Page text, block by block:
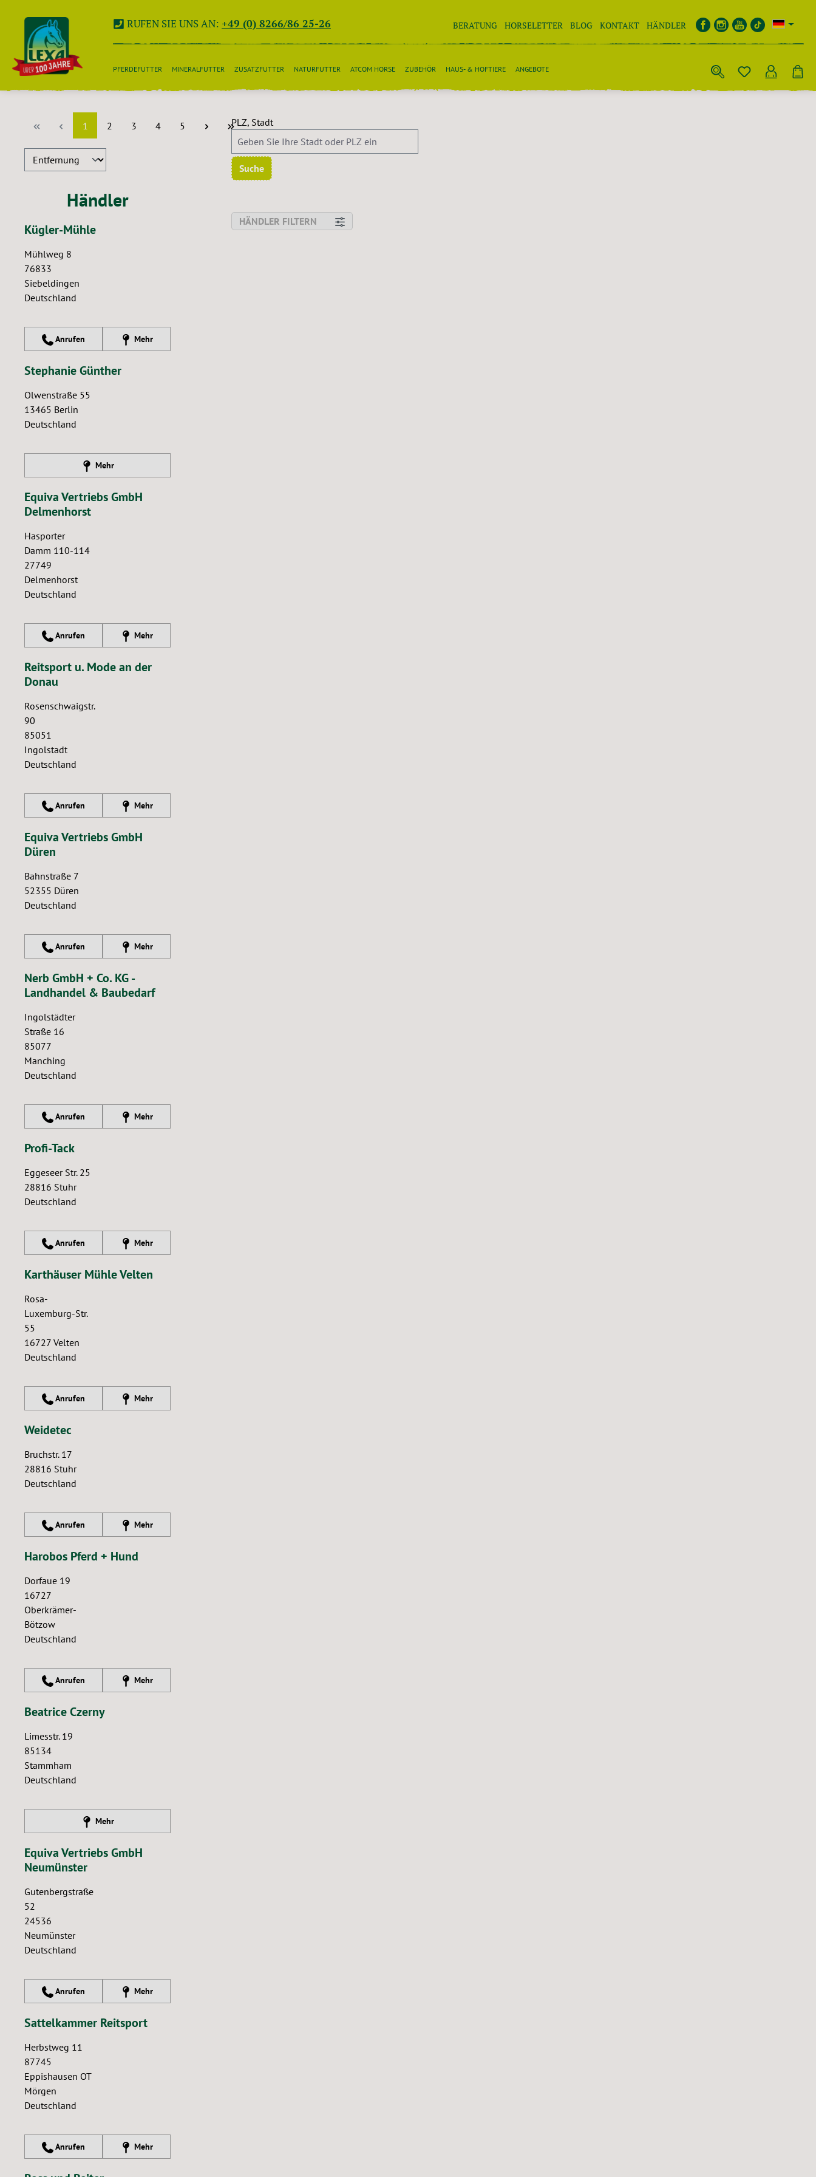
Hauptinhalt springen
Zur Suche springen
Zur Hauptnavigation springen
RUFEN SIE UNS AN: +49 (0) 8266/86 25-26 BERATUNG HORSELETTER BLOG KONTAKT HÄNDLER
PFERDEFUTTER MINERALFUTTER ZUSATZFUTTER NATURFUTTER ATCOM HORSE ZUBEHÖR HAUS- & HOFTIERE ANGEBOTE
Seite
1 Seite
2 Seite
3 Seite
4 Seite
5
Händler
Kügler-Mühle
Mühlweg 8
76833
Siebeldingen
Deutschland
Anrufen Mehr
Stephanie Günther
Olwenstraße 55
13465 Berlin
Deutschland
Mehr
Equiva Vertriebs GmbH
Delmenhorst
Hasporter
Damm 110-114
27749
Delmenhorst
Deutschland
Anrufen Mehr
Reitsport u. Mode an der
Donau
Rosenschwaigstr.
90
85051
Ingolstadt
Deutschland
Anrufen Mehr
Equiva Vertriebs GmbH
Düren
Bahnstraße 7
52355 Düren
Deutschland
Anrufen Mehr
Nerb GmbH + Co. KG -
Landhandel & Baubedarf
Ingolstädter
Straße 16
85077
Manching
Deutschland
Anrufen Mehr
Profi-Tack
Eggeseer Str. 25
28816 Stuhr
Deutschland
Anrufen Mehr
Karthäuser Mühle Velten
Rosa-
Luxemburg-Str.
55
16727 Velten
Deutschland
Anrufen Mehr
Weidetec
Bruchstr. 17
28816 Stuhr
Deutschland
Anrufen Mehr
Harobos Pferd + Hund
Dorfaue 19
16727
Oberkrämer-
Bötzow
Deutschland
Anrufen Mehr
Beatrice Czerny
Limesstr. 19
85134
Stammham
Deutschland
Mehr
Equiva Vertriebs GmbH
Neumünster
Gutenbergstraße
52
24536
Neumünster
Deutschland
Anrufen Mehr
Sattelkammer Reitsport
Herbstweg 11
87745
Eppishausen OT
Mörgen
Deutschland
Anrufen Mehr
PLZ, Stadt
Suche
HÄNDLER FILTERN